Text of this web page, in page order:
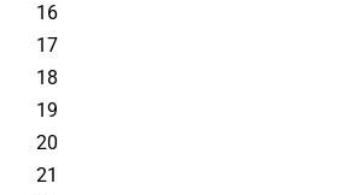
16
17
18
19
20
21